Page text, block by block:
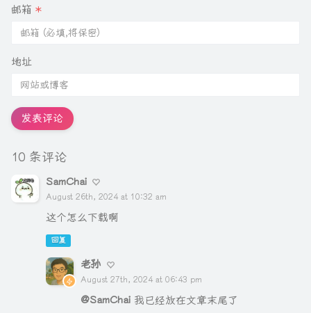
邮箱 *
地址
发表评论
10 条评论
SamChai
August 26th, 2024 at 10:32 am
这个怎么下载啊
回复
老孙
August 27th, 2024 at 06:43 pm
@SamChai 我已经放在文章末尾了